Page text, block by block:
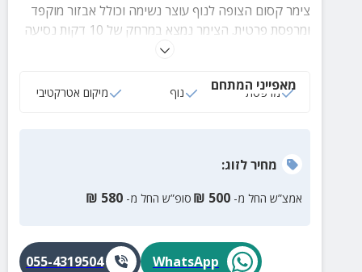
צימר קסום הצופה לנוף עוצר נשימה וכולל אבזור מוקפד
ומרפסת פרטית. הצימר נמצא במרחק של 10 דקות נסיעה
מאפייני המתחם
מרפסת נוף מיקום אטרקטיבי
מחירלזוג:
אמצ”ש החל מ- 500
₪ סופ”ש החל מ- 580
₪
WhatsApp
055-4319504